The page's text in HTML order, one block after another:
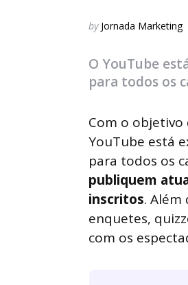
Posted
by Jornada Marketing
O YouTube
para todos os
Com o
YouTube está
para todos os
publiquem
inscritos.
enquetes,
com os